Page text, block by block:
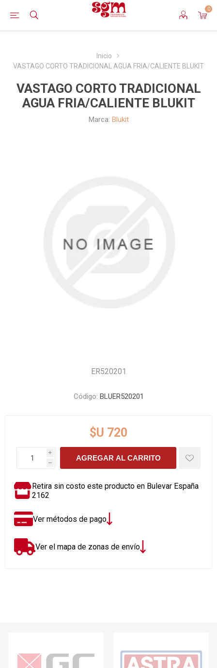
0
Inicio
VASTAGO CORTO TRADICIONAL AGUA FRIA/CALIENTE BLUKIT
VASTAGO CORTO TRADICIONAL
AGUA FRIA/CALIENTE BLUKIT
Marca: Blukit
ER520201
Código: BLUER520201
$U 720
i
h
AGREGAR AL CARRITO
Retira sin costo este producto en Bulevar España
2162
Ver métodos de pago
Ver el mapa de zonas de envío